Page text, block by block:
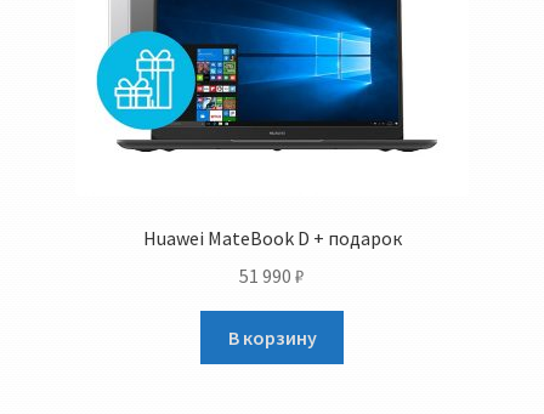
Huawei MateBook D + подарок
51 990 ₽
В корзину